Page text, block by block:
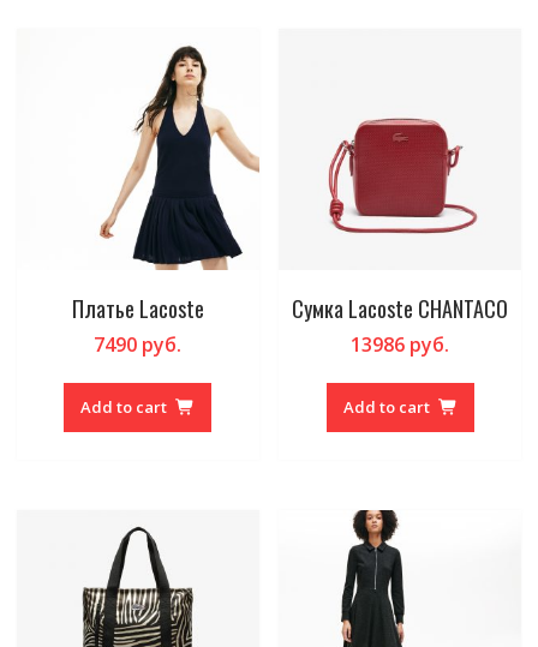
Платье Lacoste
7490 руб.
Add to cart
Сумка Lacoste CHANTACO
13986 руб.
Add to cart